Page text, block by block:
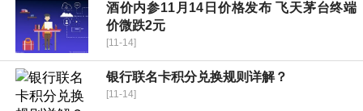
酒价内参11月14日价格发布 飞天茅台终端
价微跌2元
[11-14]
银行联名卡积分兑换规则详解？
[11-14]